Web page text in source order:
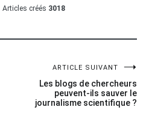
Articles créés 3018
ARTICLE SUIVANT
Les blogs de chercheurs
peuvent-ils sauver le
journalisme scientifique ?